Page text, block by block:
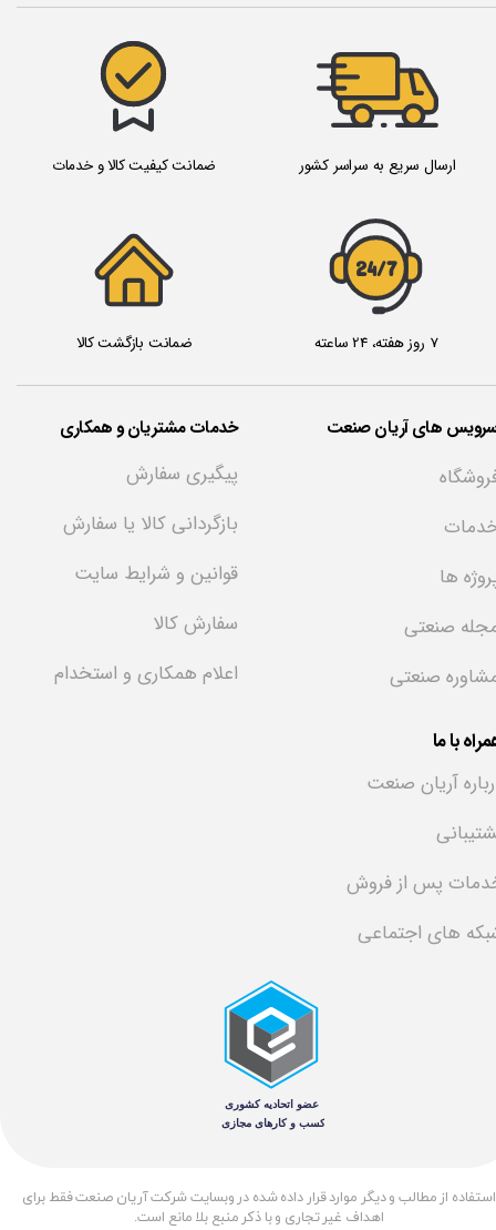
​استفاده از مطالب و دیگر موارد قرار داده شده در وبسایت شرکت آریان صنعت فقط برای
اهداف غیر تجاری و با ذکر منبع بلا مانع است.
7 روز هفته، 24 ساعته ضمانت بازگشت کالا
ضمانت کیفیت کالا و خدمات
های آریان صنعت خدمات مشتریان و همکاری
با ما
ها
صنعتی
صنعتی
پیگیری سفارش
بازگردانی کالا یا سفارش
قوانین و شرایط سایت
سفارش کالا
اعلام همکاری و استخدام
آریان صنعت
پس از فروش
های اجتماعی
ارسال سریع به سراسر کشور
24/7